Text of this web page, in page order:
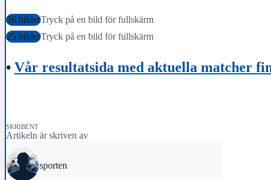
26 bilderTryck på en bild för fullskärm
25 bilderTryck på en bild för fullskärm
• Vår resultatsida med aktuella matcher
SKRIBENT
Artikeln är skriven av
sporten